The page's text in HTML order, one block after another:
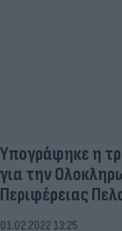
Υπογράφηκε η
για την
Περιφέρειας
01.02.2022 13:25